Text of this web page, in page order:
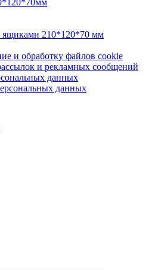
ящиками 210*120*70 мм
и обработку файлов cookie
и рекламных сообщений
данных
данных